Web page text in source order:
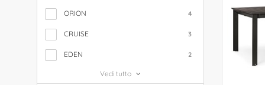
4
ORION
3
CRUISE
2
EDEN
Vedi tutto